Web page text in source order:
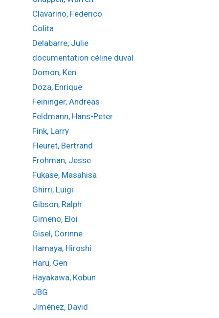
Clavarino, Federico
Colita
Delabarre, Julie
documentation céline duval
Domon, Ken
Doza, Enrique
Feininger, Andreas
Feldmann, Hans-Peter
Fink, Larry
Fleuret, Bertrand
Frohman, Jesse
Fukase, Masahisa
Ghirri, Luigi
Gibson, Ralph
Gimeno, Eloi
Gisel, Corinne
Hamaya, Hiroshi
Haru, Gen
Hayakawa, Kobun
JBG
Jiménez, David